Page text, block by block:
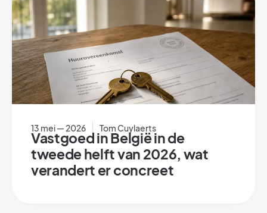
13 mei — 2026 Tom Cuylaerts
Vastgoed in België in de
tweede helft van 2026, wat
verandert er concreet